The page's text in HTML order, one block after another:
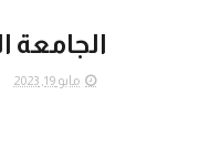
الجامعة
مايو 19, 2023